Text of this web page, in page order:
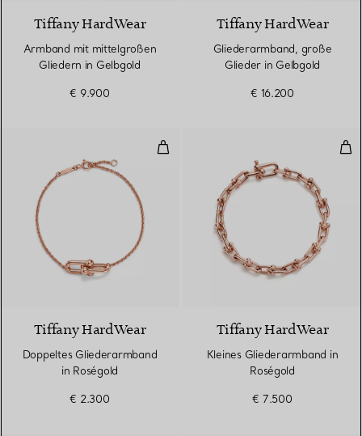
Tiffany HardWear
Armband mit mittelgroßen
Gliedern in Gelbgold
€ 9.900
Tiffany HardWear
Gliederarmband, große
Glieder in Gelbgold
€ 16.200
Doppeltes Gliederarmband in
Tiffany HardWear
Doppeltes Gliederarmband
in Roségold
€ 2.300
Tiffany HardWear
Kleines Gliederarmband in
Roségold
€ 7.500